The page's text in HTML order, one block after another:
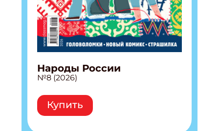
Народы России
№8 (2026)
Купить